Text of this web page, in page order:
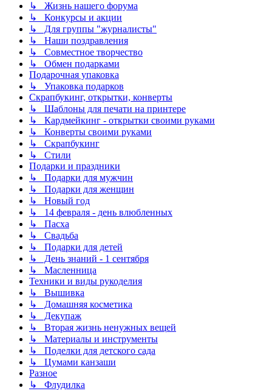
↳ Жизнь нашего форума
↳ Конкурсы и акции
↳ Для группы "журналисты"
↳ Наши поздравления
↳ Совместное творчество
↳ Обмен подарками
Подарочная упаковка
↳ Упаковка подарков
Скрапбукинг, открытки, конверты
↳ Шаблоны для печати на принтере
↳ Кардмейкинг - открытки своими руками
↳ Конверты своими руками
↳ Скрапбукинг
↳ Стили
Подарки и праздники
↳ Подарки для мужчин
↳ Подарки для женщин
↳ Новый год
↳ 14 февраля - день влюбленных
↳ Пасха
↳ Свадьба
↳ Подарки для детей
↳ День знаний - 1 сентября
↳ Масленница
Техники и виды рукоделия
↳ Вышивка
↳ Домашняя косметика
↳ Декупаж
↳ Вторая жизнь ненужных вещей
↳ Материалы и инструменты
↳ Поделки для детского сада
↳ Цумами канзаши
Разное
↳ Флудилка